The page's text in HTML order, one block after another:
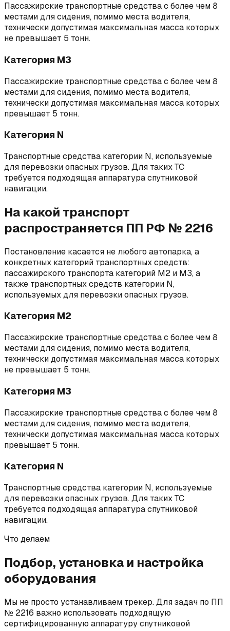
Пассажирские транспортные средства с более чем 8
местами для сидения, помимо места водителя,
технически допустимая максимальная масса которых
не превышает 5 тонн.
Категория М3
Пассажирские транспортные средства с более чем 8
местами для сидения, помимо места водителя,
технически допустимая максимальная масса которых
превышает 5 тонн.
Категория N
Транспортные средства категории N, используемые
для перевозки опасных грузов. Для таких ТС
требуется подходящая аппаратура спутниковой
навигации.
На какой транспорт
распространяется ПП РФ № 2216
Постановление касается не любого автопарка, а
конкретных категорий транспортных средств:
пассажирского транспорта категорий М2 и М3, а
также транспортных средств категории N,
используемых для перевозки опасных грузов.
Категория М2
Пассажирские транспортные средства с более чем 8
местами для сидения, помимо места водителя,
технически допустимая максимальная масса которых
не превышает 5 тонн.
Категория М3
Пассажирские транспортные средства с более чем 8
местами для сидения, помимо места водителя,
технически допустимая максимальная масса которых
превышает 5 тонн.
Категория N
Транспортные средства категории N, используемые
для перевозки опасных грузов. Для таких ТС
требуется подходящая аппаратура спутниковой
навигации.
Что делаем
Подбор, установка и настройка
оборудования
Мы не просто устанавливаем трекер. Для задач по ПП
№ 2216 важно использовать подходящую
сертифицированную аппаратуру спутниковой